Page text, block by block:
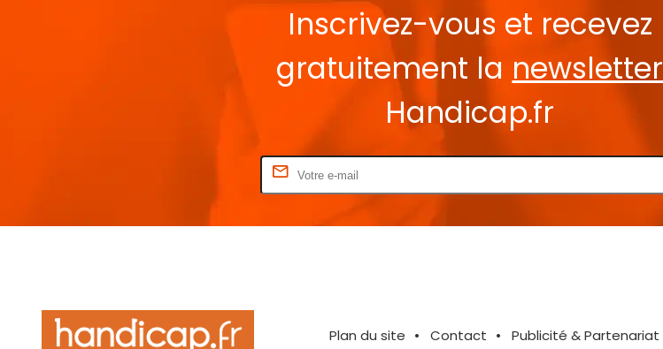
Inscrivez-vous et recevez
gratuitement la newsletter
Handicap.fr
Plan du site Contact Publicité & Partenariat